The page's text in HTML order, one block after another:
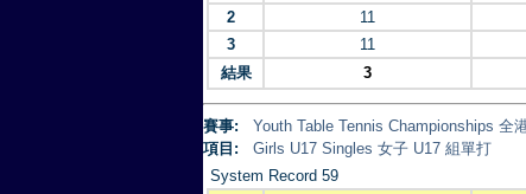
2
11
3
11
結果
3
賽事:
Youth Table Tennis Championships 全
項目:
Girls U17 Singles 女子 U17 組單打
System Record 59